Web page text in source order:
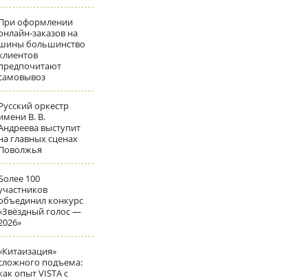
оформлении
заказов на
большинство
оркестр
В. В.
выступит
главных сценах
100
конкурс
голос —
подъема:
опыт VISTA с